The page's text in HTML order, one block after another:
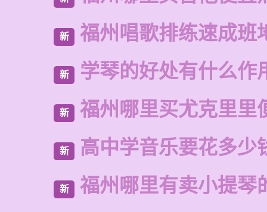
新 福州唱歌排练速成班
新 学琴的好处有什么作
新 福州哪里买尤克里里
新 高中学音乐要花多少
新 福州哪里有卖小提琴